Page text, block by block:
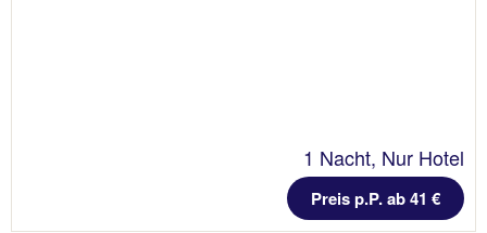
1 Nacht, Nur Hotel
Preis p.P. ab 41 €